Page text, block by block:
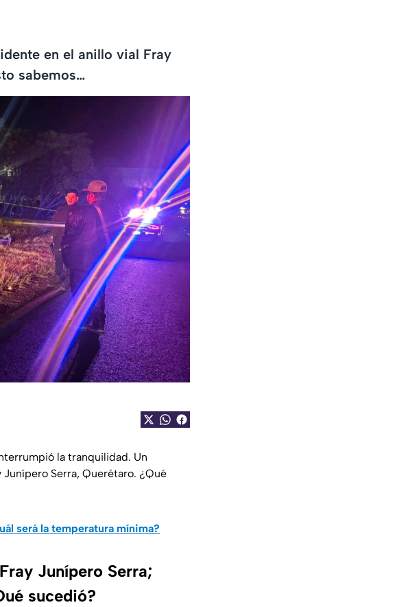
en el anillo vial Fray
sabemos…
la tranquilidad. Un
Serra, Querétaro. ¿Qué
será la temperatura mínima?
Junípero Serra;
sucedió?